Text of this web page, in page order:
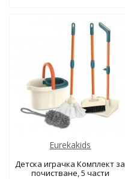
Eurekakids
Детска играчка Комплект за
почистване, 5 части